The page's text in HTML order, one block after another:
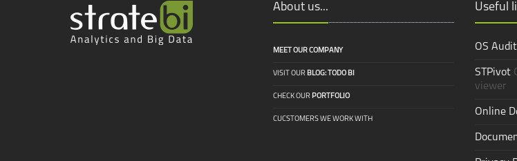
About us...
MEET OUR COMPANY
VISIT OUR BLOG: TODO BI
CHECK OUR PORTFOLIO
CUCSTOMERS WE WORK WITH
Useful
OS
STPivot
viewer
Online